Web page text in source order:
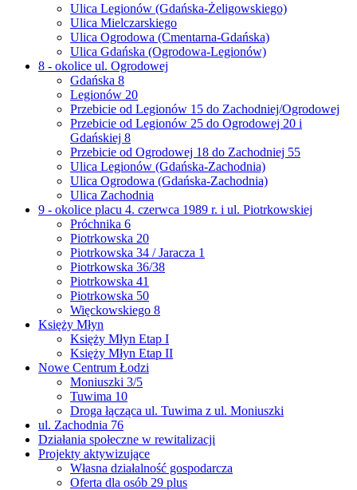
Ulica Legionów (Gdańska-Żeligowskiego)
Ulica Mielczarskiego
Ulica Ogrodowa (Cmentarna-Gdańska)
Ulica Gdańska (Ogrodowa-Legionów)
8 - okolice ul. Ogrodowej
Gdańska 8
Legionów 20
Przebicie od Legionów 15 do Zachodniej/Ogrodowej
Przebicie od Legionów 25 do Ogrodowej 20 i
Gdańskiej 8
Przebicie od Ogrodowej 18 do Zachodniej 55
Ulica Legionów (Gdańska-Zachodnia)
Ulica Ogrodowa (Gdańska-Zachodnia)
Ulica Zachodnia
9 - okolice placu 4. czerwca 1989 r. i ul. Piotrkowskiej
Próchnika 6
Piotrkowska 20
Piotrkowska 34 / Jaracza 1
Piotrkowska 36/38
Piotrkowska 41
Piotrkowska 50
Więckowskiego 8
Księży Młyn
Księży Młyn Etap I
Księży Młyn Etap II
Nowe Centrum Łodzi
Moniuszki 3/5
Tuwima 10
Droga łącząca ul. Tuwima z ul. Moniuszki
ul. Zachodnia 76
Działania społeczne w rewitalizacji
Projekty aktywizujące
Własna działalność gospodarcza
Oferta dla osób 29 plus